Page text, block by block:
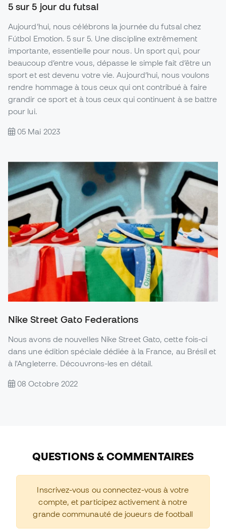
5 sur 5 jour du futsal
Aujourd’hui, nous célébrons la journée du futsal chez
Fútbol Emotion. 5 sur 5. Une discipline extrêmement
importante, essentielle pour nous. Un sport qui, pour
beaucoup d’entre vous, dépasse le simple fait d’être un
sport et est devenu votre vie. Aujourd’hui, nous voulons
rendre hommage à tous ceux qui ont contribué à faire
grandir ce sport et à tous ceux qui continuent à se battre
pour lui.
05 Mai 2023
Nike Street Gato Federations
Nous avons de nouvelles Nike Street Gato, cette fois-ci
dans une édition spéciale dédiée à la France, au Brésil et
à l'Angleterre. Découvrons-les en détail.
08 Octobre 2022
QUESTIONS & COMMENTAIRES
Inscrivez-vous ou connectez-vous à votre
compte, et participez activement à notre
grande communauté de joueurs de football